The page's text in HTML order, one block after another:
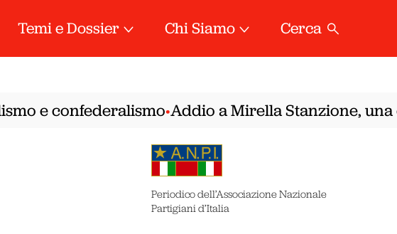
Temi e Dossier Chi Siamo Cerca
e confederalismo•Addio a Mirella Stanzione, una
Periodico dell’Associazione Nazionale
Partigiani d’Italia